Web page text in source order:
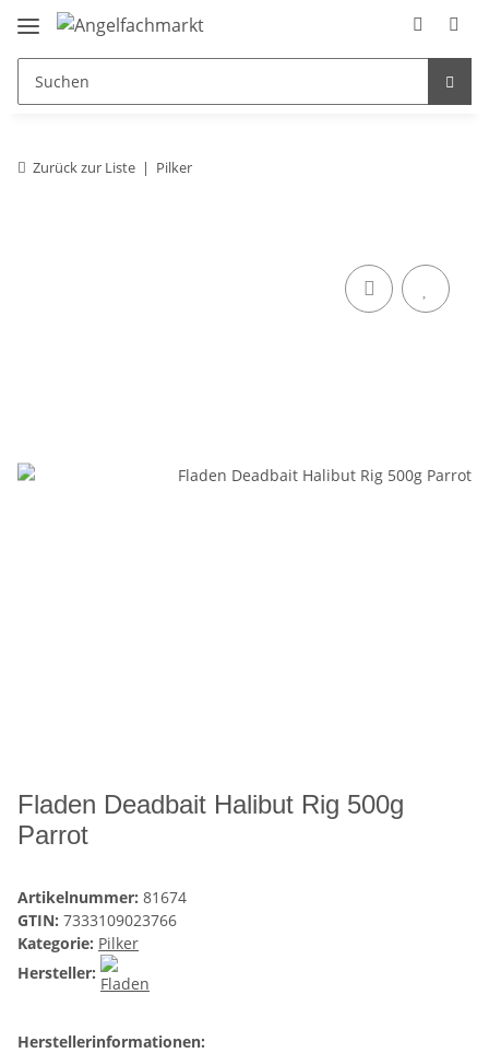
Zurück zur Liste Pilker
Fladen Deadbait Halibut Rig 500g
Parrot
Artikelnummer: 81674
GTIN: 7333109023766
Kategorie: Pilker
Hersteller:
Herstellerinformationen: